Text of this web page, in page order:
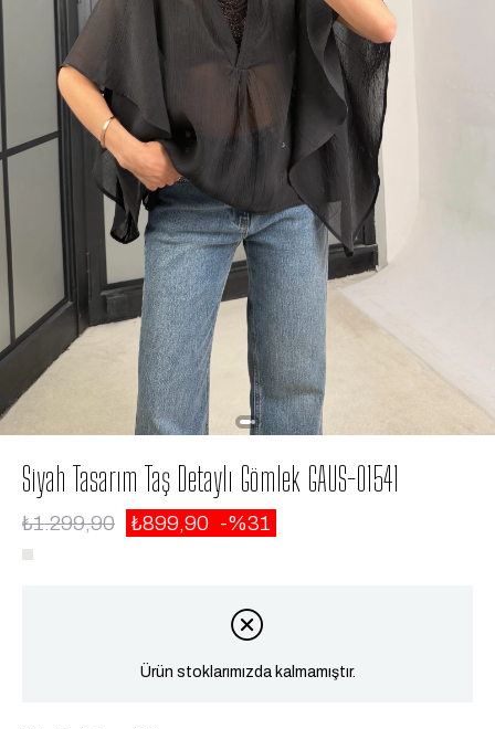
Siyah Tasarım Taş Detaylı Gömlek GAUS-01541
₺1.299,90 ₺899,90 31
Ürün stoklarımızda kalmamıştır.